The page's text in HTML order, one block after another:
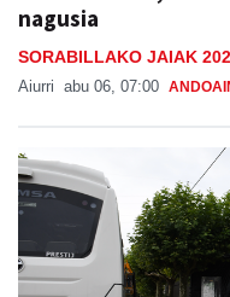
nagusia
SORABILLAKO JAIAK
Aiurri abu 06, 07:00